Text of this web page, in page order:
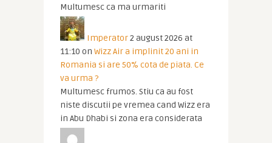
Multumesc ca ma urmariti
Imperator2 august 2026 at
11:10 on Wizz Air a implinit 20 ani in
Romania si are 50% cota de piata. Ce
va urma ?
Multumesc frumos. Stiu ca au fost
niste discutii pe vremea cand Wizz era
in Abu Dhabi si zona era considerata